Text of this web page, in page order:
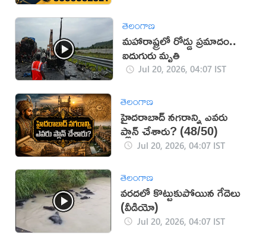
తెలంగాణ
మహారాష్ట్రలో రోడ్డు ప్రమాదం..
ఐదుగురు మృతి
Jul 20, 2026, 04:07 IST
తెలంగాణ
హైదరాబాద్ నగరాన్ని ఎవరు
ప్లాన్ చేశారు? (48/50)
Jul 20, 2026, 04:07 IST
తెలంగాణ
వరదలో కొట్టుకుపోయిన గేదెలు
(వీడియో)
Jul 20, 2026, 04:07 IST